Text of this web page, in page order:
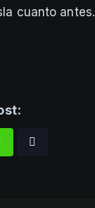
cuanto antes.
Tiktok